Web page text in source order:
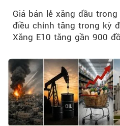
Giá bán lẻ xăng dầu
điều chỉnh tăng trong kỳ
Xăng E10 tăng gần 900